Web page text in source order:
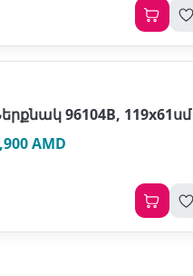
96104B, 119х61սմ
AMD